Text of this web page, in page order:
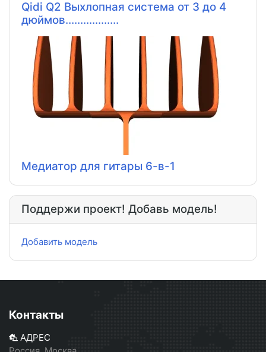
Qidi Q2 Выхлопная система от 3 до 4
дюймов..................
Медиатор для гитары 6-в-1
Поддержи проект! Добавь модель!
Добавить модель
Контакты
АДРЕС